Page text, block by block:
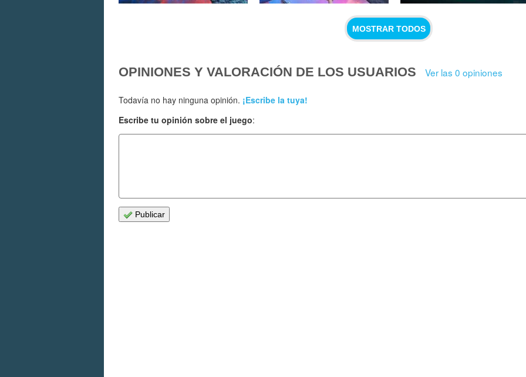
MOSTRAR TODOS
OPINIONES Y VALORACIÓN DE LOS USUARIOS Ver las 0 opiniones
Todavía no hay ninguna opinión. ¡Escribe la tuya!
Escribe tu opinión sobre el juego:
Publicar